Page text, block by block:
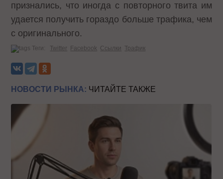
признались, что иногда с повторного твита им
удается получить гораздо больше трафика, чем
с оригинального.
Теги: Twitter Facebook Ссылки Трафик
НОВОСТИ РЫНКА: ЧИТАЙТЕ ТАКЖЕ